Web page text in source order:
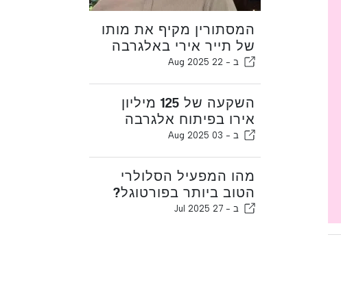
המסתורין מקיף את מותו
של תייר אירי באלגרבה
ב - 22 Aug 2025
השקעה של 125 מיליון
אירו בפיתוח אלגרבה
ב - 03 Aug 2025
מהו המפעיל הסלולרי
הטוב ביותר בפורטוגל?
ב - 27 Jul 2025